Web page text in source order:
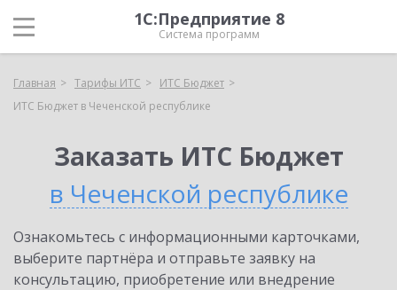
1С:Предприятие 8
Система программ
Главная Тарифы ИТС
ИТС Бюджет
ИТС Бюджет в Чеченской республике
Заказать ИТС Бюджет
в Чеченской республике
Ознакомьтесь с информационными карточками,
выберите партнёра и отправьте заявку на
консультацию, приобретение или внедрение